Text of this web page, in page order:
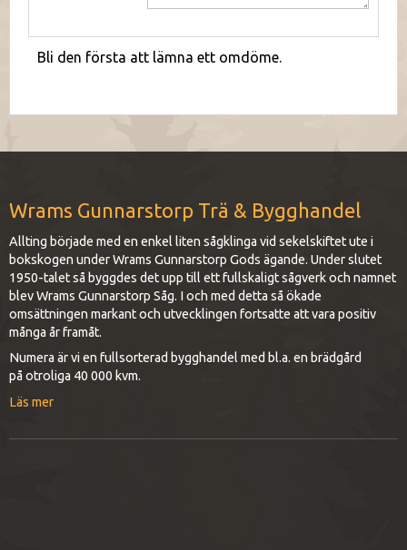
Bli den första att lämna ett omdöme.
Wrams Gunnarstorp Trä & Bygghandel
Allting började med en enkel liten sågklinga vid sekelskiftet ute i
bokskogen under Wrams Gunnarstorp Gods ägande. Under slutet
1950-talet så byggdes det upp till ett fullskaligt sågverk och namnet
blev Wrams Gunnarstorp Såg. I och med detta så ökade
omsättningen markant och utvecklingen fortsatte att vara positiv
många år framåt.
Numera är vi en fullsorterad bygghandel med bl.a. en brädgård
på otroliga 40 000 kvm.
Läs mer